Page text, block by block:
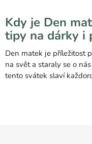
Kdy je Den
tipy na dárky i
Den matek je příležitost
na svět a staraly se o
tento svátek slaví